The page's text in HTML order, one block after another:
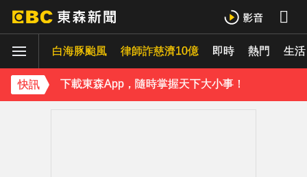
白海豚颱風 律師詐慈濟10億 即時 熱門 生活
快訊
下載東森App，隨時掌握天下大小事！
《理財達人秀》X 安聯投信免費講座報名中！搶先卡位 2027
下載東森App，隨時掌握天下大小事！